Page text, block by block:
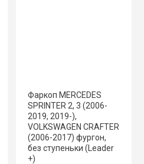
Фаркоп MERCEDES
SPRINTER 2, 3 (2006-
2019, 2019-),
VOLKSWAGEN CRAFTER
(2006-2017) фургон,
без ступеньки (Leader
+)